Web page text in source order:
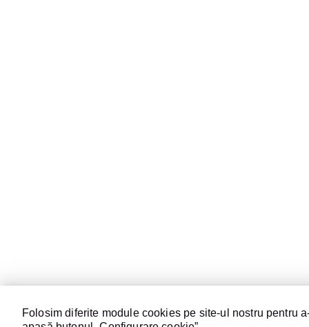
Folosim diferite module cookies pe site-ul nostru pentru